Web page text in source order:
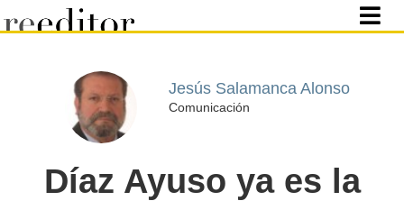
Jesús Salamanca Alonso
Comunicación
Díaz Ayuso ya es la